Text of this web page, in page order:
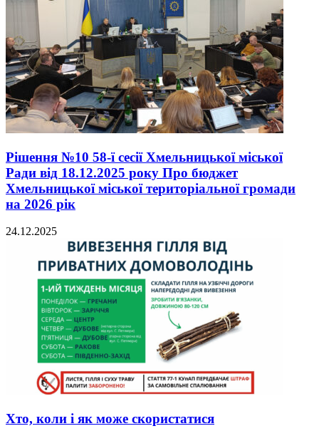
Рішення №10 58-ї сесії Хмельницької міської
Ради від 18.12.2025 року Про бюджет
Хмельницької міської територіальної громади
на 2026 рік
24.12.2025
Хто, коли і як може скористатися